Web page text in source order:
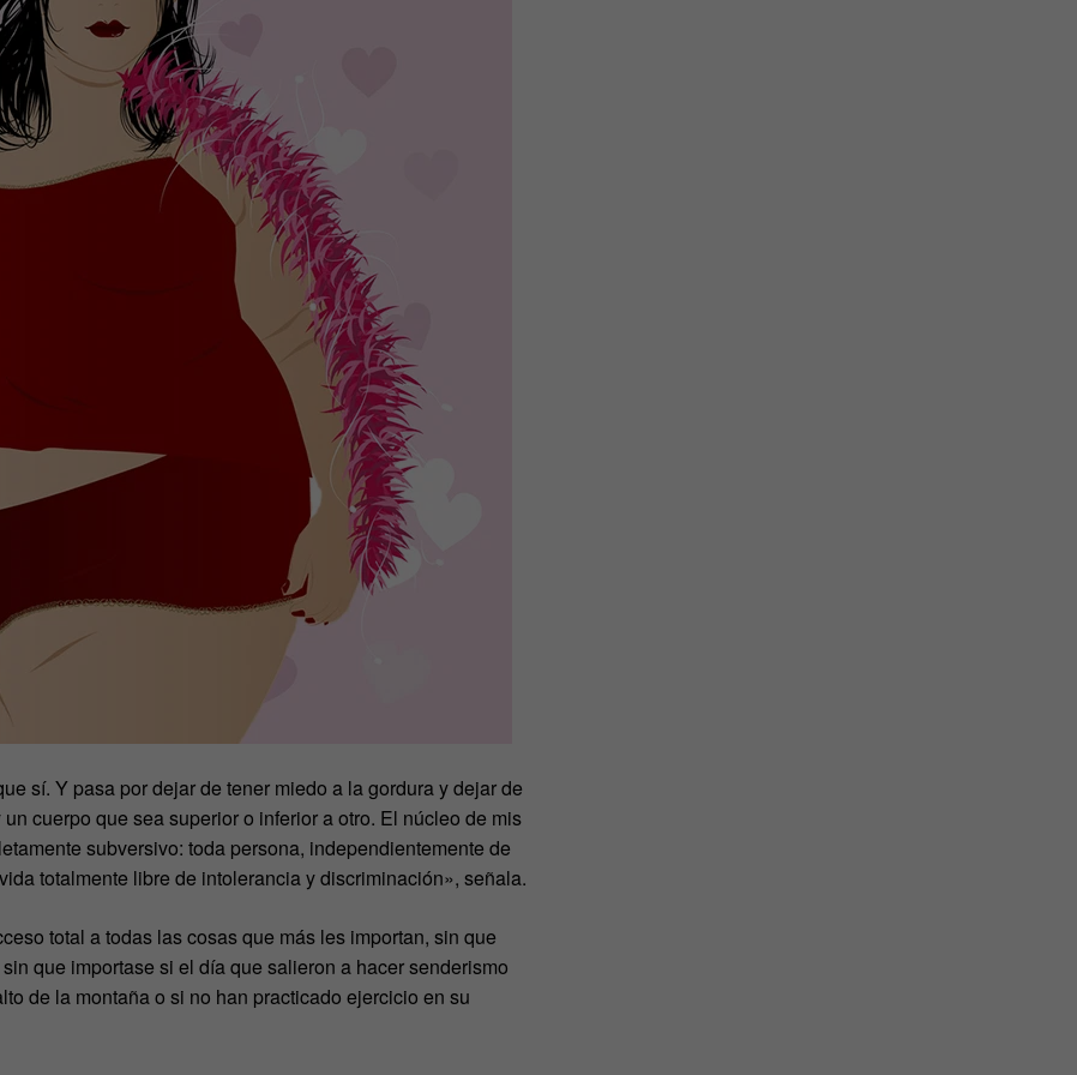
sí. Y pasa por dejar de tener miedo a la gordura y dejar de
cuerpo que sea superior o inferior a otro. El núcleo de mis
subversivo: toda persona, independientemente de
totalmente libre de intolerancia y discriminación», señala.
total a todas las cosas que más les importan, sin que
que importase si el día que salieron a hacer senderismo
de la montaña o si no han practicado ejercicio en su